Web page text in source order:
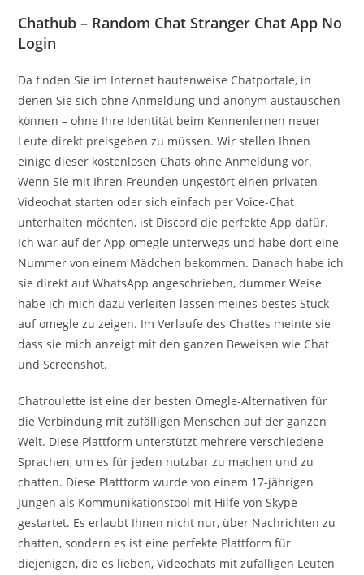
Chathub – Random Chat Stranger Chat App No
Login
Da finden Sie im Internet haufenweise Chatportale, in
denen Sie sich ohne Anmeldung und anonym austauschen
können – ohne Ihre Identität beim Kennenlernen neuer
Leute direkt preisgeben zu müssen. Wir stellen Ihnen
einige dieser kostenlosen Chats ohne Anmeldung vor.
Wenn Sie mit Ihren Freunden ungestört einen privaten
Videochat starten oder sich einfach per Voice-Chat
unterhalten möchten, ist Discord die perfekte App dafür.
Ich war auf der App omegle unterwegs und habe dort eine
Nummer von einem Mädchen bekommen. Danach habe ich
sie direkt auf WhatsApp angeschrieben, dummer Weise
habe ich mich dazu verleiten lassen meines bestes Stück
auf omegle zu zeigen. Im Verlaufe des Chattes meinte sie
dass sie mich anzeigt mit den ganzen Beweisen wie Chat
und Screenshot.
Chatroulette ist eine der besten Omegle-Alternativen für
die Verbindung mit zufälligen Menschen auf der ganzen
Welt. Diese Plattform unterstützt mehrere verschiedene
Sprachen, um es für jeden nutzbar zu machen und zu
chatten. Diese Plattform wurde von einem 17-jährigen
Jungen als Kommunikationstool mit Hilfe von Skype
gestartet. Es erlaubt Ihnen nicht nur, über Nachrichten zu
chatten, sondern es ist eine perfekte Plattform für
diejenigen, die es lieben, Videochats mit zufälligen Leuten